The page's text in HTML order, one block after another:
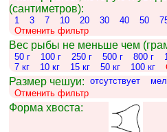
(сантиметров):
1 3 7 10 20 30 40 50
Отменить фильтр
Вес рыбы не меньше чем
50 г
100 г 250 г 500 г 800 г
7 кг
10 кг 15 кг 50 кг 100 кг
Размер чешуи: отсутствует
Отменить фильтр
Форма хвоста: